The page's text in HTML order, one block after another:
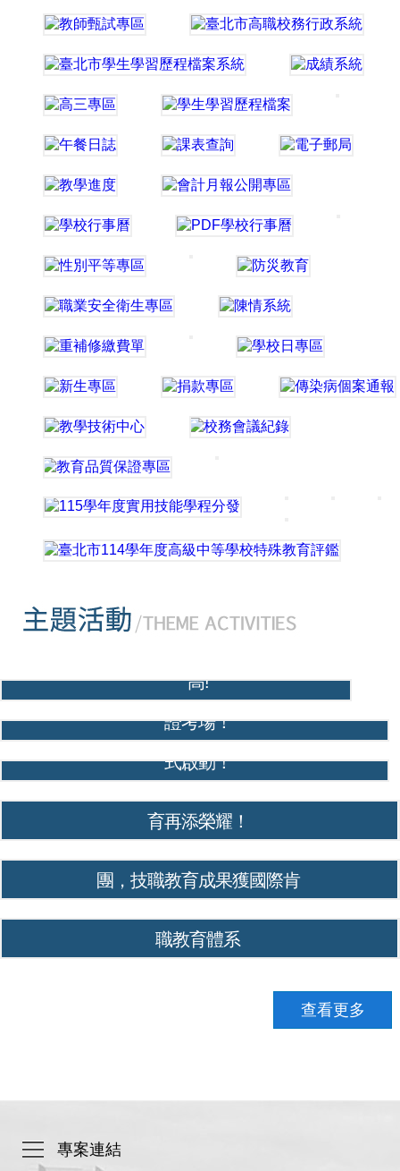
高!
培育未來科技人才，南港高工成為世界級機器人認
證考場！
產學再升級，南港高工智慧電動車技術教學中心正
式啟動！
南港高工勇奪亞洲技能競賽2金1銀，為臺灣技職教
育再添榮耀！
南港高工接待比利時佛拉蒙區政府教育行政訪問
團，技職教育成果獲國際肯
韓國產業人力公團蒞臨南港高工考察，肯定臺灣技
職教育體系
查看更多
專案連結